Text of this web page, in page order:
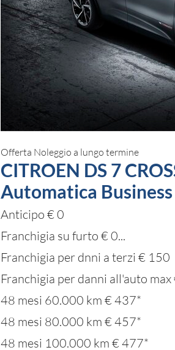
Offerta Noleggio a lungo termine
CITROEN DS 7
Automatica
Anticipo € 0
Franchigia su furto € 0...
Franchigia per dnni a terzi € 150
Franchigia per danni all'auto
48 mesi 60.000 km € 437*
48 mesi 80.000 km € 457*
48 mesi 100.000 km € 477*